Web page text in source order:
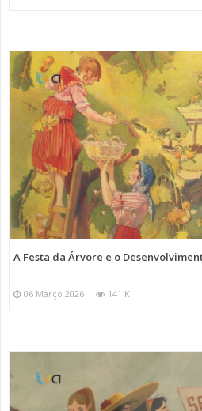
A Festa da Árvore e o
06 Março 2026 141 K